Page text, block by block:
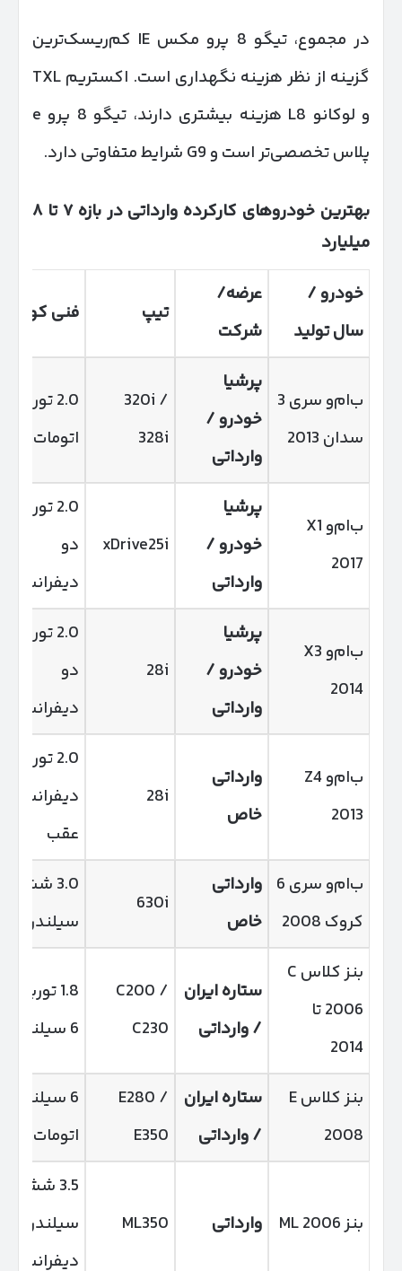
در مجموع، تیگو 8 پرو مکس IE کم‌ریسک‌ترین
گزینه از نظر هزینه نگهداری است. اکستریم TXL
و لوکانو L8 هزینه بیشتری دارند، تیگو 8 پرو e
پلاس تخصصی‌تر است و G9 شرایط متفاوتی دارد.
بهترین خودروهای کارکرده وارداتی در بازه۷ تا۸
میلیارد
خودرو /
سال تولید
عرضه/
شرکت
تیپ فنی کوتاه
ب‌ام‌و سری 3
سدان 2013
پرشیا
خودرو /
وارداتی
320i /
328i
2.0 توربو،
اتومات
ب‌ام‌و X1
2017
پرشیا
خودرو /
وارداتی
xDrive25i
2.0 توربو،
دو
دیفرانسیل
ب‌ام‌و X3
2014
پرشیا
خودرو /
وارداتی
28i
2.0 توربو،
دو
دیفرانسیل
ب‌ام‌و Z4
2013
وارداتی
خاص
28i
2.0 توربو،
دیفرانسیل
عقب
ب‌ام‌و سری 6
کروک 2008
وارداتی
خاص
630i
3.0 شش
سیلندر
بنز کلاس C
2006 تا
2014
ستاره ایران
/ وارداتی
C200 /
C230
1.8 توربو یا
6 سیلندر
بنز کلاس E
2008
ستاره ایران
/ وارداتی
E280 /
E350
6 سیلندر،
اتومات
بنز ML 2006 وارداتی ML350
3.5 شش
سیلندر، دو
دیفرانسیل